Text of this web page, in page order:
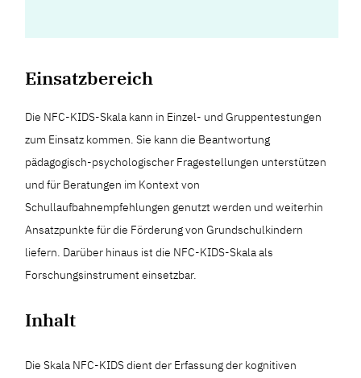
Einsatzbereich
Die NFC-KIDS-Skala kann in Einzel- und Gruppentestungen
zum Einsatz kommen. Sie kann die Beantwortung
pädagogisch-psychologischer Fragestellungen unterstützen
und für Beratungen im Kontext von
Schullaufbahnempfehlungen genutzt werden und weiterhin
Ansatzpunkte für die Förderung von Grundschulkindern
liefern. Darüber hinaus ist die NFC-KIDS-Skala als
Forschungsinstrument einsetzbar.
Inhalt
Die Skala NFC-KIDS dient der Erfassung der kognitiven